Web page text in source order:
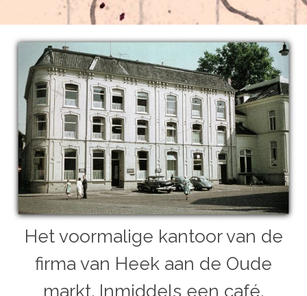
Het voormalige kantoor van de
firma van Heek aan de Oude
markt. Inmiddels een café.